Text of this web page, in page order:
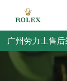
广州劳力士售